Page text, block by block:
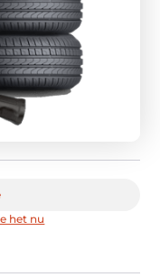
het nu